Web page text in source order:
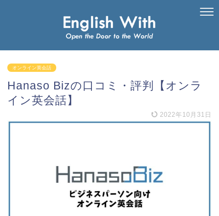
オンライン英会話
Hanaso Bizの口コミ・評判【オンラ
イン英会話】
2022年10月31日